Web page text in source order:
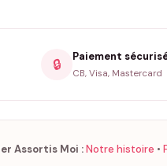
🔒 Paiement
CB, Visa, Mastercard
Assortis Moi :Notre histoire •